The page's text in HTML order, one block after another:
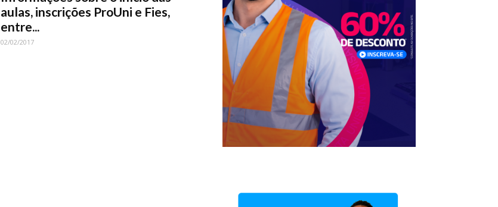
aulas, inscrições ProUni e Fies,
entre...
02/02/2017